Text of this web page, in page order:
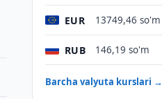
EUR 13749,46 so'm
RUB 146,19 so'm
Barcha valyuta kurslari →